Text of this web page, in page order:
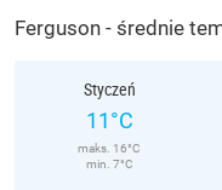
Ferguson - średnie
Styczeń
11°C
maks. 16°C
min. 7°C